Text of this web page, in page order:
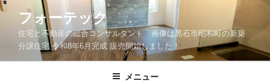
コ
ツ
フォーテック
住宅と不動産の総合コンサルタント 画像は黒石市昭和町の新築
分譲住宅 令和8年6月完成 販売開始しました！
メニュー